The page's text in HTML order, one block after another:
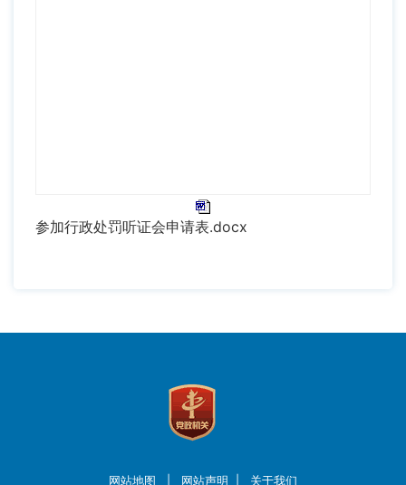
参加行政处罚听证会申请表.docx
网站地图 网站声明 关于我们